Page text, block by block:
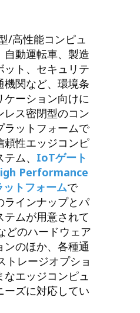
/高性能コンピュ
自動運転車、製造
ット、セキュリテ
機関など、環境条
ケーション向けに
レス密閉型のコン
ラットフォームで
頼性エッジコンピ
ム、 IoTゲート
Performance
トフォームで
ラインナップとパ
テムが用意されて
どのハードウェア
ンのほか、各種通
トレージオプショ
なエッジコンピュ
ーズに対応してい